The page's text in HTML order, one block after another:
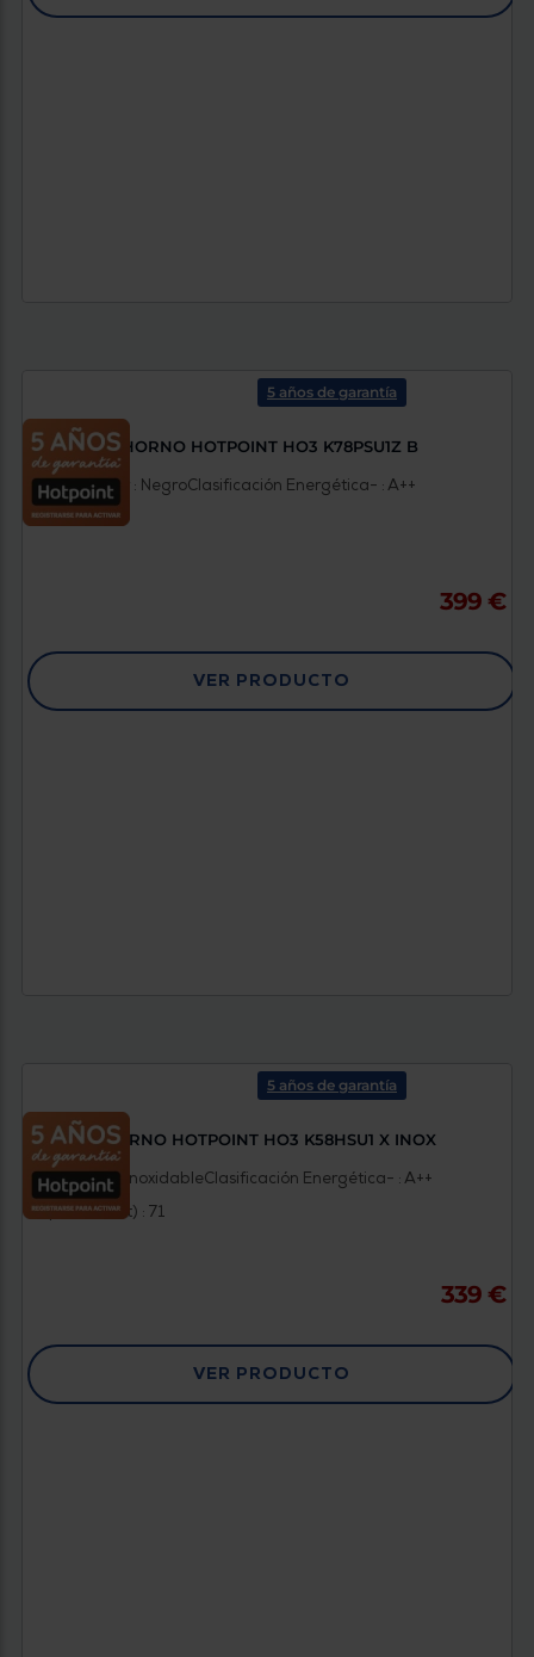
5 años de garantía
HORNO HOTPOINT HO3 K78PSU1Z B
PirolíticoColor : NegroClasificación Energética- : A++
399 €
VER PRODUCTO
5 años de garantía
HORNO HOTPOINT HO3 K58HSU1 X INOX
Color : Acero inoxidableClasificación Energética- : A++
Capacidad (lt) : 71
339 €
VER PRODUCTO